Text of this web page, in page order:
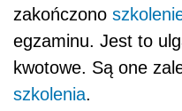
zakończono
egzaminu. Jest to
kwotowe. Są one
szkolenia.